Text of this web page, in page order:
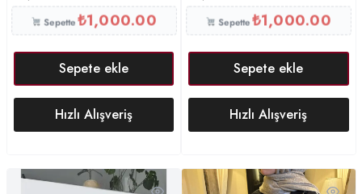
Sepette₺1,000.00
Sepete ekle
Hızlı Alışveriş
Sepette₺1,000.00
Sepete ekle
Hızlı Alışveriş